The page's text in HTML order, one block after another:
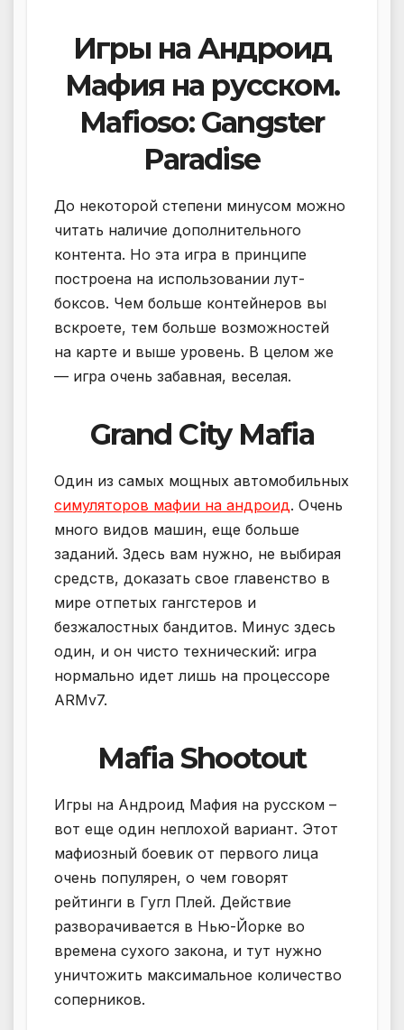
Игры на Андроид
Мафия на русском.
Mafioso: Gangster
Paradise
До некоторой степени минусом можно
читать наличие дополнительного
контента. Но эта игра в принципе
построена на использовании лут-
боксов. Чем больше контейнеров вы
вскроете, тем больше возможностей
на карте и выше уровень. В целом же
— игра очень забавная, веселая.
Grand City Mafia
Один из самых мощных автомобильных
симуляторов мафии на андроид. Очень
много видов машин, еще больше
заданий. Здесь вам нужно, не выбирая
средств, доказать свое главенство в
мире отпетых гангстеров и
безжалостных бандитов. Минус здесь
один, и он чисто технический: игра
нормально идет лишь на процессоре
ARMv7.
Mafia Shootout
Игры на Андроид Мафия на русском –
вот еще один неплохой вариант. Этот
мафиозный боевик от первого лица
очень популярен, о чем говорят
рейтинги в Гугл Плей. Действие
разворачивается в Нью-Йорке во
времена сухого закона, и тут нужно
уничтожить максимальное количество
соперников.